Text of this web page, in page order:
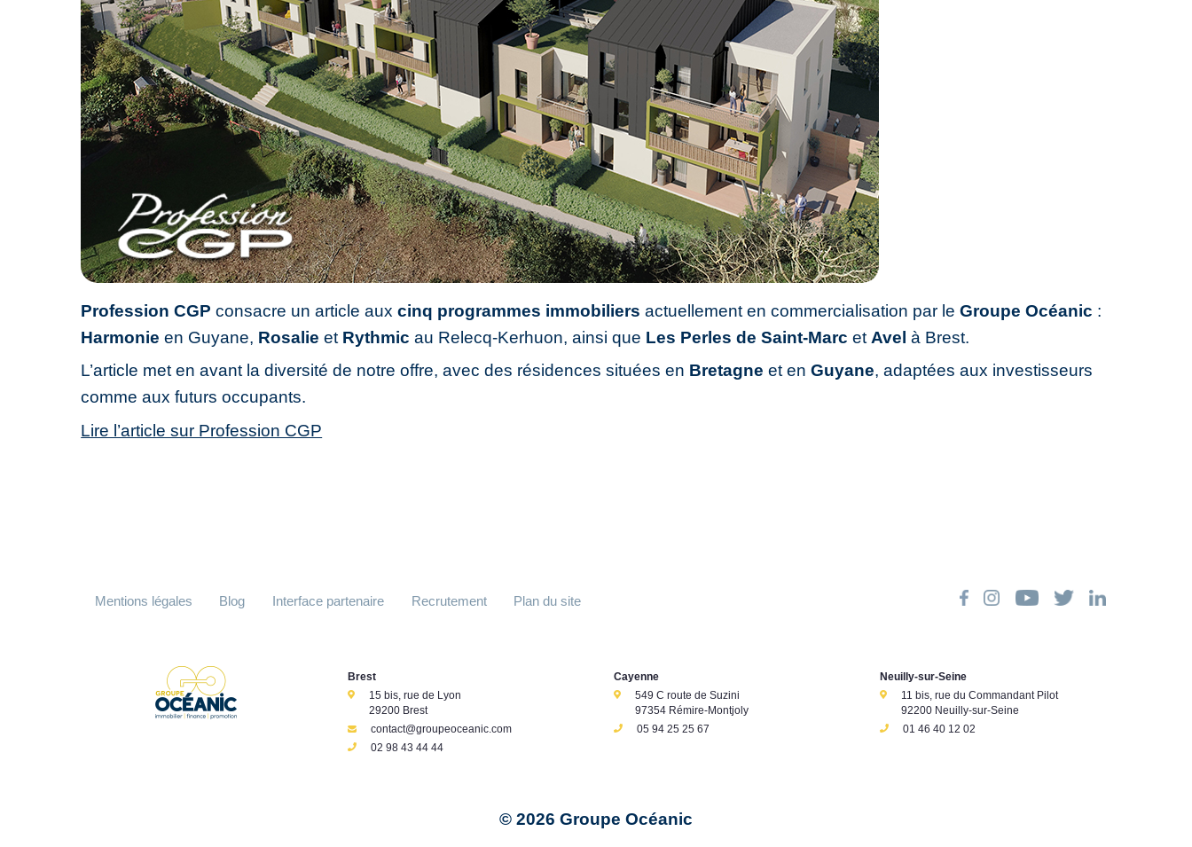
Profession CGP consacre un article auxcinq programmes immobiliers actuellement en commercialisation par leGroupe Océanic :
Harmonie en Guyane, Rosalie et Rythmic au Relecq-Kerhuon, ainsi que Les Perles de Saint-Marc et Avel à Brest.
L’article met en avant la diversité de notre offre, avec des résidences situées en Bretagne et enGuyane, adaptées aux investisseurs
comme aux futurs occupants.
Lire l’article sur Profession CGP
Mentions légales Blog Interface partenaire Recrutement Plan du site
Brest
15 bis, rue de Lyon
29200 Brest
contact@groupeoceanic.com
02 98 43 44 44
Cayenne
549 C route de Suzini
97354 Rémire-Montjoly
05 94 25 25 67
Neuilly-sur-Seine
11 bis, rue du Commandant Pilot
92200 Neuilly-sur-Seine
01 46 40 12 02
© 2026 Groupe Océanic